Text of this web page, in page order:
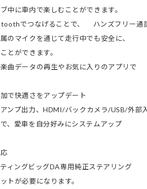
中に車内で楽しむことができます。
でつなげることで、 ハンズフリー通
のマイクを通じて走行中でも安全に、
とができます。
曲データの再生やお気に入りのアプリで
で快適さをアップデート
ンプ出力、HDMI/バックカメラ/USB/外部
、愛車を自分好みにシステムアップ
ィングビッグDA専用純正ステアリング
トが必要になります。